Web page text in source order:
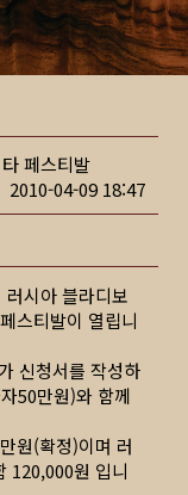
페스티발
2010-04-09 18:47
시아 블라디보
스티발이 열립니
신청서를 작성하
50만원)와 함께
원(확정)이며 러
120,000원 입니